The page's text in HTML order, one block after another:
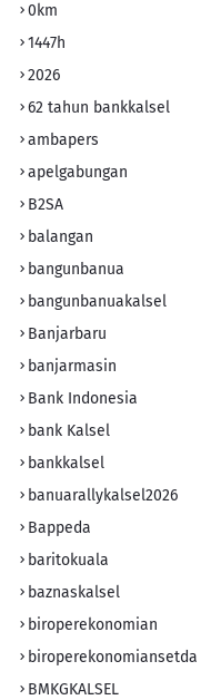
0km
1447h
2026
62 tahun bankkalsel
ambapers
apelgabungan
B2SA
balangan
bangunbanua
bangunbanuakalsel
Banjarbaru
banjarmasin
Bank Indonesia
bank Kalsel
bankkalsel
banuarallykalsel2026
Bappeda
baritokuala
baznaskalsel
biroperekonomian
biroperekonomiansetda
BMKGKALSEL